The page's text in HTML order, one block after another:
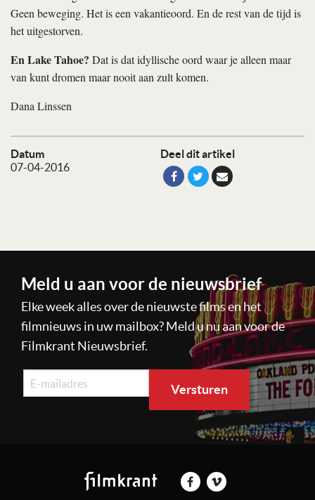
Datum
07-04-2016
Deel dit artikel
Geen beweging. Het is een vakantieoord. En de rest van de tijd is
het uitgestorven.
En Lake Tahoe? Dat is dat idyllische oord waar je alleen maar
van kunt dromen maar nooit aan zult komen.
Dana Linssen
Meld u aan voor de nieuwsbrief
Elke week alles over de nieuwste films en het
filmnieuws in uw mailbox? Meld u nu aan voor de
Filmkrant Nieuwsbrief.